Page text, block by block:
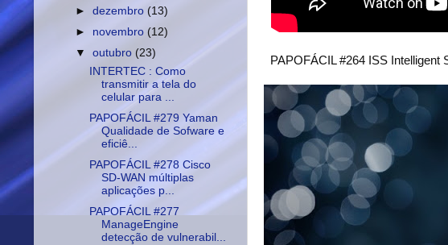
PAPOFÁCIL #264 ISS
►dezembro(13)
► novembro(12)
▼outubro (23)
INTERTEC : Como
transmitir a tela do
celular para ...
PAPOFÁCIL #279 Yaman
Qualidade de Sofware e
eficiê...
PAPOFÁCIL #278 Cisco
SD-WAN múltiplas
aplicações p...
PAPOFÁCIL #277
ManageEngine
detecção de vulnerabil...